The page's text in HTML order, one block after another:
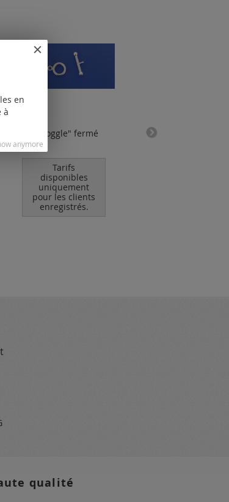
"toggle" fermé
Tarifs
disponibles
uniquement
pour les clients
enregistrés.
chaîne serpent
qualité
en
à
anymore